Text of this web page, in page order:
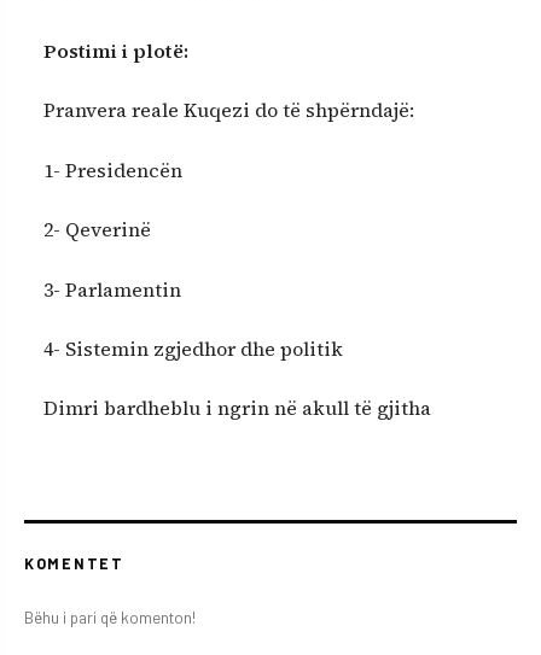
Postimi i plotë:
Pranvera reale Kuqezi do të shpërndajë:
1- Presidencën
2- Qeverinë
3- Parlamentin
4- Sistemin zgjedhor dhe politik
Dimri bardheblu i ngrin në akull të gjitha
KOMENTET
Bëhu i pari që komenton!